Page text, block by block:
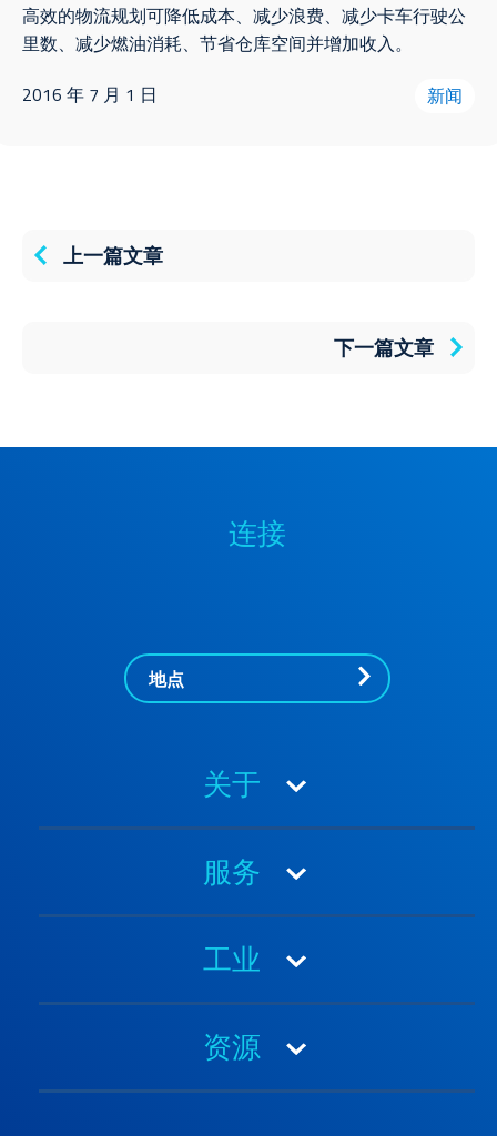
高效的物流规划可降低成本、减少浪费、减少卡车行驶公
里数、减少燃油消耗、节省仓库空间并增加收入。
2016 年 7 月 1 日
新闻
上一篇文章
下一篇文章
连接
地点
关于
关于内审办
奖项与认证
职业生涯
历史
领导能力
服务
3PL
4PL
空运
合同物流
报关
工业
汽车与移动
电子产品
能源
资源
案例研究